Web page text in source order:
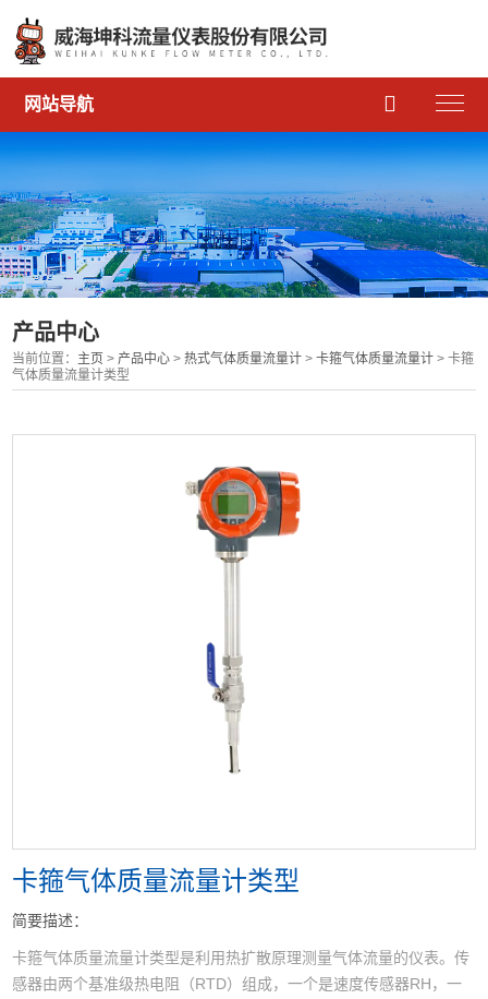
网站导航 
产品中心
当前位置： 主页 > 产品中心 >热式气体质量流量计 >卡箍气体质量流量计 > 卡箍
气体质量流量计类型
卡箍气体质量流量计类型
简要描述：
卡箍气体质量流量计类型是利用热扩散原理测量气体流量的仪表。传
感器由两个基准级热电阻（RTD）组成，一个是速度传感器RH，一